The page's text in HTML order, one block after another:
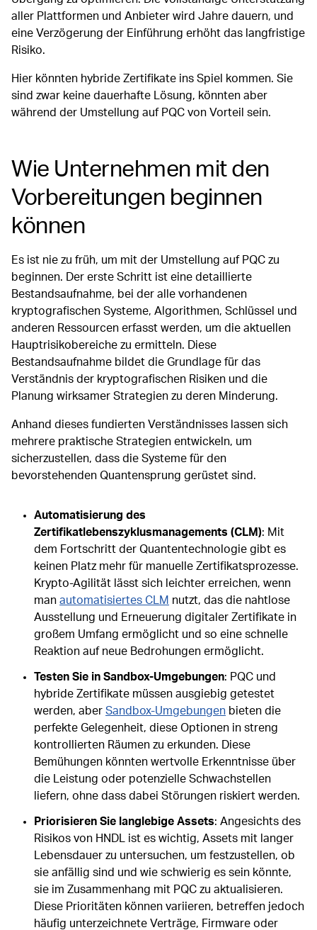
aller Plattformen und Anbieter wird Jahre dauern, und
eine Verzögerung der Einführung erhöht das langfristige
Risiko.
Hier könnten hybride Zertifikate ins Spiel kommen. Sie
sind zwar keine dauerhafte Lösung, könnten aber
während der Umstellung auf PQC von Vorteil sein.
Wie Unternehmen mit den
Vorbereitungen beginnen
können
Es ist nie zu früh, um mit der Umstellung auf PQC zu
beginnen. Der erste Schritt ist eine detaillierte
Bestandsaufnahme, bei der alle vorhandenen
kryptografischen Systeme, Algorithmen, Schlüssel und
anderen Ressourcen erfasst werden, um die aktuellen
Hauptrisikobereiche zu ermitteln. Diese
Bestandsaufnahme bildet die Grundlage für das
Verständnis der kryptografischen Risiken und die
Planung wirksamer Strategien zu deren Minderung.
Anhand dieses fundierten Verständnisses lassen sich
mehrere praktische Strategien entwickeln, um
sicherzustellen, dass die Systeme für den
bevorstehenden Quantensprung gerüstet sind.
Automatisierung des
Zertifikatlebenszyklusmanagements (CLM): Mit
dem Fortschritt der Quantentechnologie gibt es
keinen Platz mehr für manuelle Zertifikatsprozesse.
Krypto-Agilität lässt sich leichter erreichen, wenn
man automatisiertes CLM nutzt, das die nahtlose
Ausstellung und Erneuerung digitaler Zertifikate in
großem Umfang ermöglicht und so eine schnelle
Reaktion auf neue Bedrohungen ermöglicht.
Testen Sie in Sandbox-Umgebungen: PQC und
hybride Zertifikate müssen ausgiebig getestet
werden, aber Sandbox-Umgebungen bieten die
perfekte Gelegenheit, diese Optionen in streng
kontrollierten Räumen zu erkunden. Diese
Bemühungen könnten wertvolle Erkenntnisse über
die Leistung oder potenzielle Schwachstellen
liefern, ohne dass dabei Störungen riskiert werden.
Priorisieren Sie langlebige Assets: Angesichts des
Risikos von HNDL ist es wichtig, Assets mit langer
Lebensdauer zu untersuchen, um festzustellen, ob
sie anfällig sind und wie schwierig es sein könnte,
sie im Zusammenhang mit PQC zu aktualisieren.
Diese Prioritäten können variieren, betreffen jedoch
häufig unterzeichnete Verträge, Firmware oder